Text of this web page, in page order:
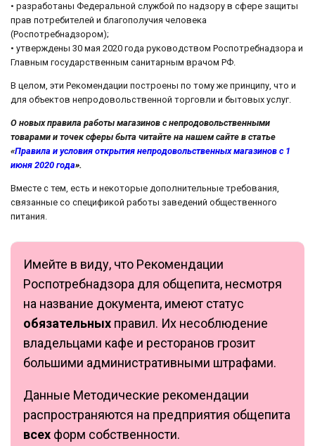
• разработаны Федеральной службой по надзору в сфере защиты
прав потребителей и благополучия человека
(Роспотребнадзором);
• утверждены 30 мая 2020 года руководством Роспотребнадзора и
Главным государственным санитарным врачом РФ.
В целом, эти Рекомендации построены по тому же принципу, что и
для объектов непродовольственной торговли и бытовых услуг.
О новых правила работы магазинов с непродовольственными
товарами и точек сферы быта читайте на нашем сайте в статье
«Правила и условия открытия непродовольственных магазинов с 1
июня 2020 года».
Вместе с тем, есть и некоторые дополнительные требования,
связанные со спецификой работы заведений общественного
питания.
Имейте в виду, что Рекомендации
Роспотребнадзора для общепита, несмотря
на название документа, имеют статус
обязательных правил. Их несоблюдение
владельцами кафе и ресторанов грозит
большими административными штрафами.
Данные Методические рекомендации
распространяются на предприятия общепита
всех форм собственности.